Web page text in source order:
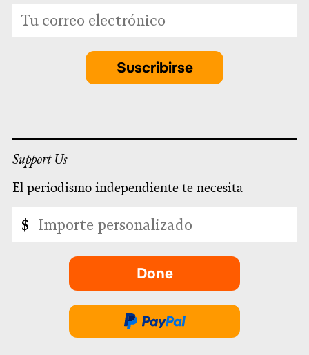
indicates
Dirección
de
Suscribirse
Support Us
El periodismo independiente te necesita
personalizado
$
Done
-
abre
en
Done